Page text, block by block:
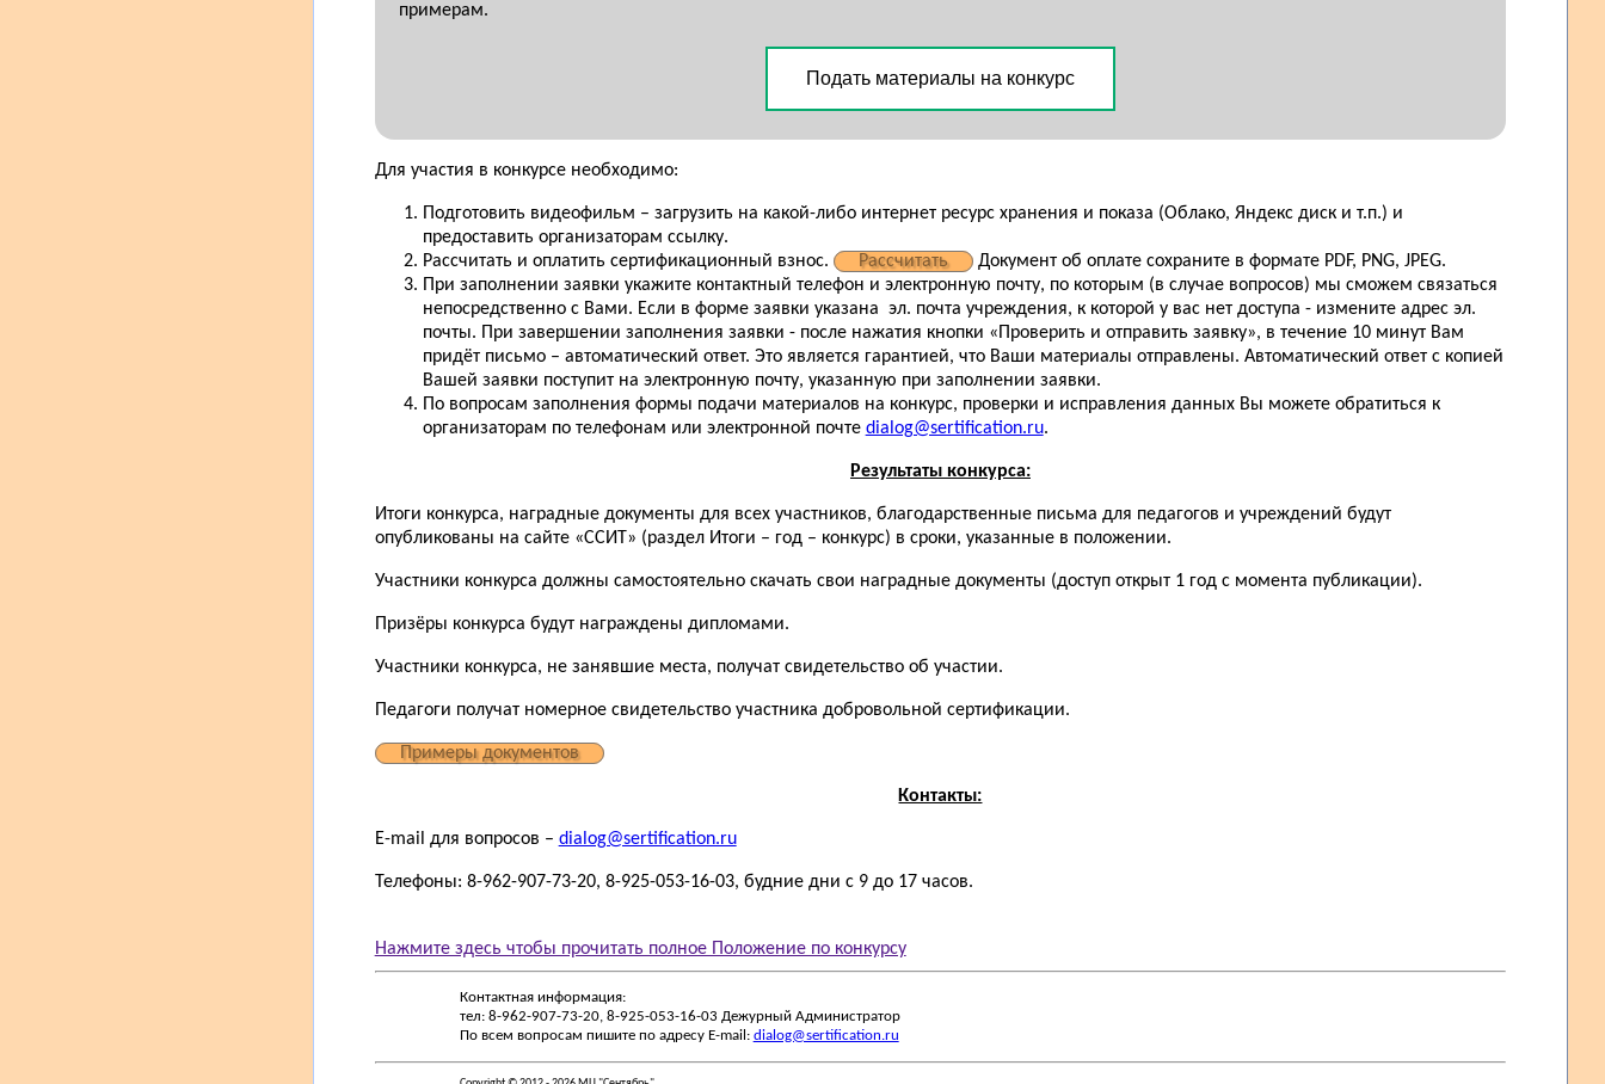
примерам.
Подать материалы на конкурс
Для участия в конкурсе необходимо:
Подготовить видеофильм – загрузить на какой-либо интернет ресурс хранения и показа (Облако, Яндекс диск и т.п.) и
предоставить организаторам ссылку.
Рассчитать и оплатить сертификационный взнос.
Рассчитать
Документ об оплате сохраните в формате PDF, PNG, JPEG.
При заполнении заявки укажите контактный телефон и электронную почту, по которым (в случае вопросов) мы сможем связаться
непосредственно с Вами. Если в форме заявки указана эл. почта учреждения, к которой у вас нет доступа - измените адрес эл.
почты. При завершении заполнения заявки - после нажатия кнопки «Проверить и отправить заявку», в течение 10 минут Вам
придёт письмо – автоматический ответ. Это является гарантией, что Ваши материалы отправлены. Автоматический ответ с копией
Вашей заявки поступит на электронную почту, указанную при заполнении заявки.
По вопросам заполнения формы подачи материалов на конкурс, проверки и исправления данных Вы можете обратиться к
организаторам по телефонам или электронной почте dialog@sertification.ru.
Результаты конкурса:
Итоги конкурса, наградные документы для всех участников, благодарственные письма для педагогов и учреждений будут
опубликованы на сайте «ССИТ» (раздел Итоги – год – конкурс) в сроки, указанные в положении.
Участники конкурса должны самостоятельно скачать свои наградные документы (доступ открыт 1 год с момента публикации).
Призёры конкурса будут награждены дипломами.
Участники конкурса, не занявшие места, получат свидетельство об участии.
Педагоги получат номерное свидетельство участника добровольной сертификации.
Примеры документов
Контакты:
E-mail для вопросов – dialog@sertification.ru
Телефоны: 8-962-907-73-20, 8-925-053-16-03, будние дни с 9 до 17 часов.
Нажмите здесь чтобы прочитать полное Положение по конкурсу
Контактная информация:
тел: 8-962-907-73-20, 8-925-053-16-03 Дежурный Администратор
По всем вопросам пишите по адресу E-mail: dialog@sertification.ru